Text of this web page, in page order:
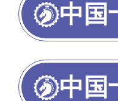
中国
中国